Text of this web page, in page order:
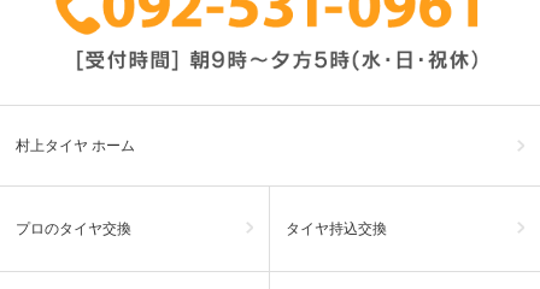
村上タイヤ ホーム
プロのタイヤ交換 タイヤ持込交換